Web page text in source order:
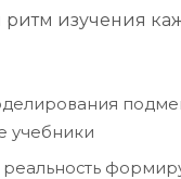
ритм изучения
учебники
реальность